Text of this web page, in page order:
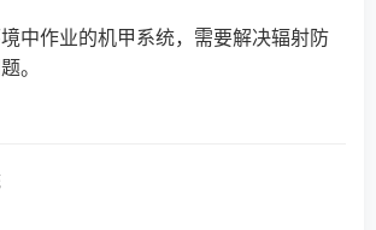
中作业的机甲系统，需要解决辐射防
。